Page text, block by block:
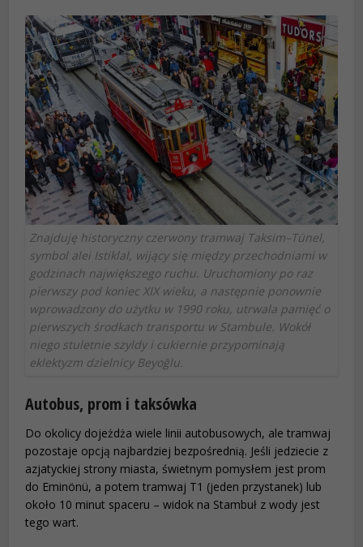
Znajduję historyczny czerwony tramwaj Taksim–Tünel,
symbol alei Istiklal, wijący się między przechodniami w
godzinach największego ruchu. Uruchomiony po raz
pierwszy pod koniec XIX wieku, a następnie ponownie
wprowadzony do użytku w 1990 roku, utrwala pamięć o
pierwszych środkach transportu w Stambule. Wokół
niego stuletnie szyldy i cukiernie przypominają
eklektyzm dzielnicy Beyoğlu.
Autobus, prom i taksówka
Do okolicy dojeżdża wiele linii autobusowych, ale tramwaj
pozostaje opcją najbardziej bezpośrednią. Jeśli jedziecie z
azjatyckiej strony miasta, świetnym pomysłem jest prom
do Eminönü, a potem tramwaj T1 (jeden przystanek) lub
około 10 minut spaceru – widok na Stambuł z wody jest
tego wart.